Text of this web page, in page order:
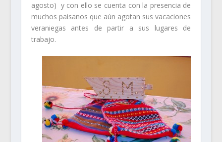
agosto) y con ello se cuenta con la presencia de
muchos paisanos que aún agotan sus vacaciones
veraniegas antes de partir a sus lugares de
trabajo.